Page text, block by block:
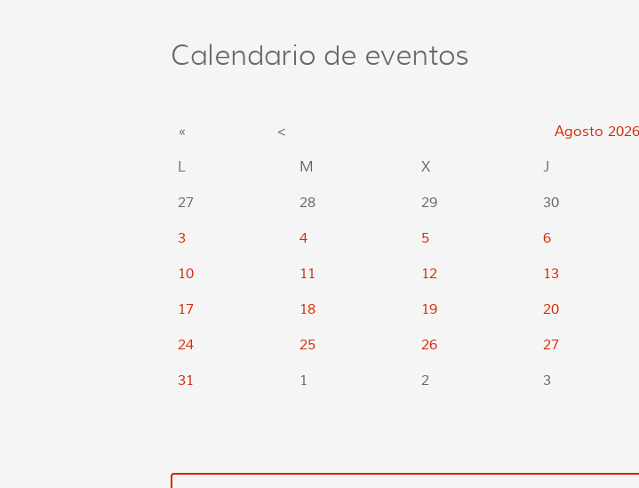
Calendario de eventos
« < Agosto 2026
L
M X J
27
28 29 30
3
4 5 6
10
11 12 13
17
18 19 20
24
25 26 27
31
1 2 3